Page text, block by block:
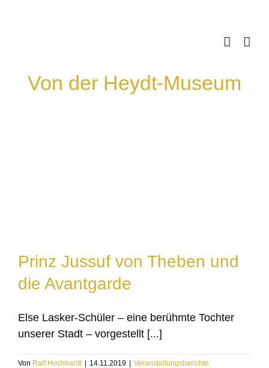
Von der Heydt-Museum
Prinz Jussuf von Theben und
die Avantgarde
Else Lasker-Schüler – eine berühmte Tochter
unserer Stadt – vorgestellt [...]
Von Ralf Hochhardt | 14.11.2019 | Veranstaltungsberichte